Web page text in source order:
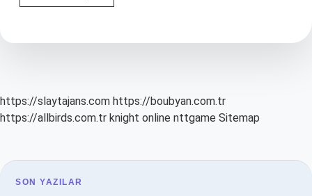
Kimlerin
https://slaytajans.com https://boubyan.com.tr
https://allbirds.com.tr knight online nttgame Sitemap
SON YAZILAR